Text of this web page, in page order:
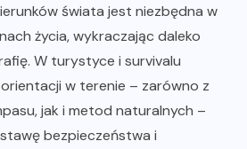
świata jest niezbędna w
życia, wykraczając daleko
W turystyce i survivalu
w terenie – zarówno z
jak i metod naturalnych –
bezpieczeństwa i